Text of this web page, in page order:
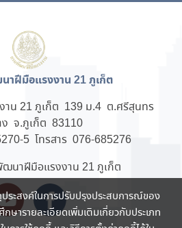
ฝีมือแรงงาน 21 ภูเก็ต
น 21 ภูเก็ต 139 ม.4 ต.ศรีสุนทร
ง จ.ภูเก็ต 83110
5 โทรสาร 076-685276
นาฝีมือแรงงาน 21 ภูเก็ต
ระสงค์ในการปรับปรุงประสบการณ์ของ
ษารายละเอียดเพิ่มเติมเกี่ยวกับประเภท